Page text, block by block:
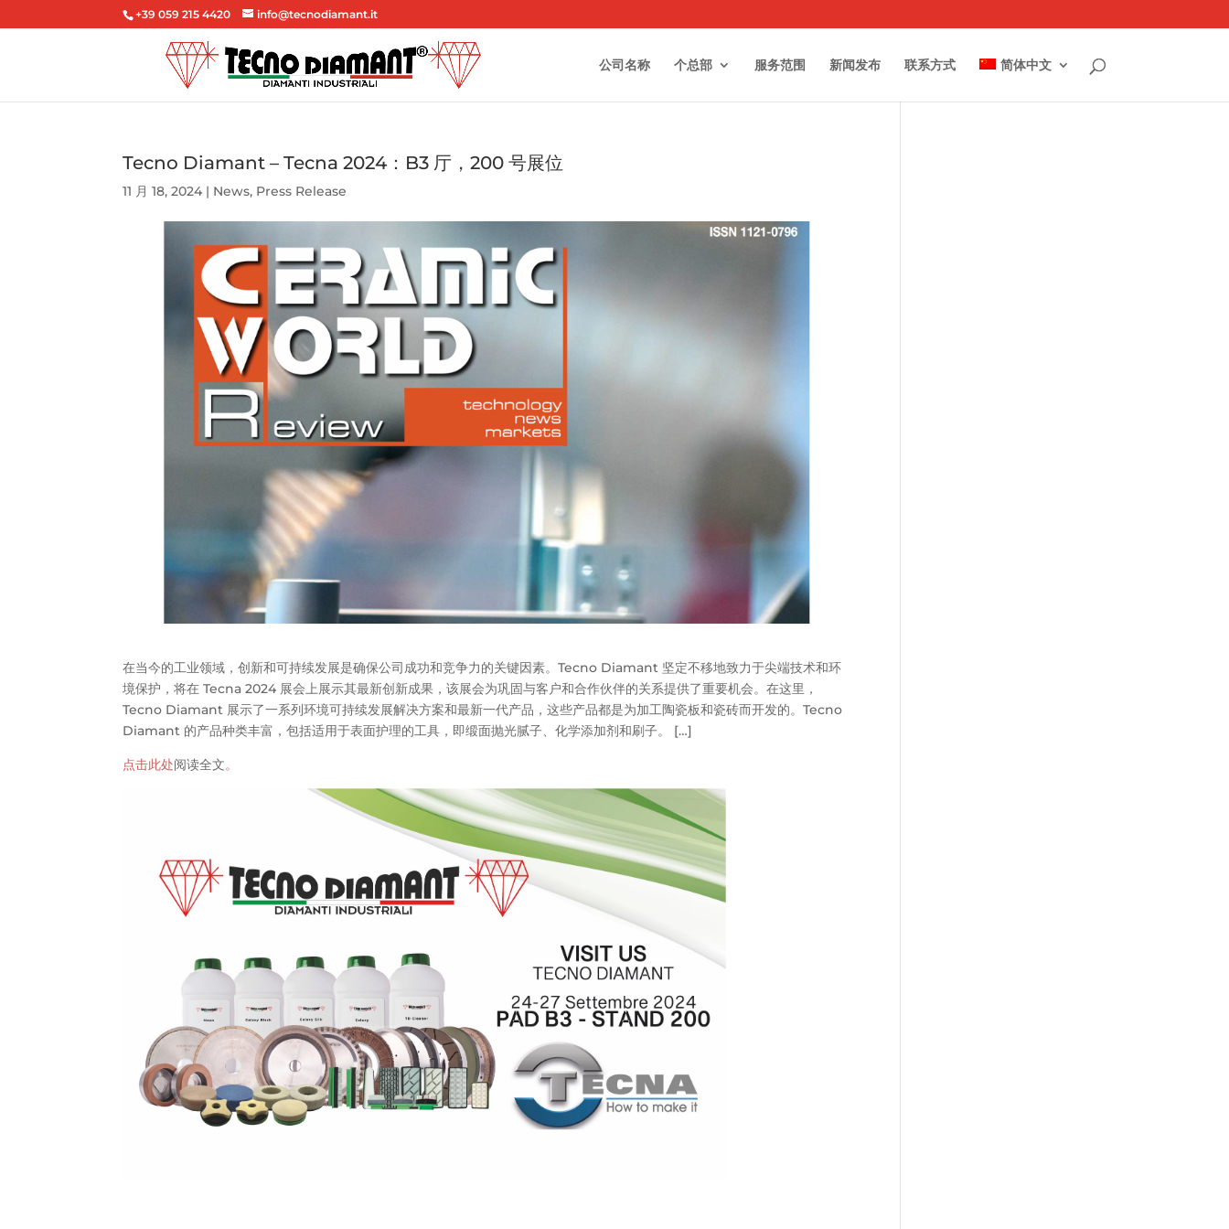
+39 059 215 4420 info@tecnodiamant.it
公司名称 个总部 服务范围 新闻发布 联系方式 简体中文
Tecno Diamant – Tecna 2024：B3 厅，200 号展位
11 月 18, 2024 | News, Press Release
在当今的工业领域，创新和可持续发展是确保公司成功和竞争力的关键因素。Tecno Diamant 坚定不移地致力于尖端技术和环
境保护，将在 Tecna 2024 展会上展示其最新创新成果，该展会为巩固与客户和合作伙伴的关系提供了重要机会。在这里，
Tecno Diamant 展示了一系列环境可持续发展解决方案和最新一代产品，这些产品都是为加工陶瓷板和瓷砖而开发的。Tecno
Diamant 的产品种类丰富，包括适用于表面护理的工具，即缎面抛光腻子、化学添加剂和刷子。 […]
点击此处阅读全文。